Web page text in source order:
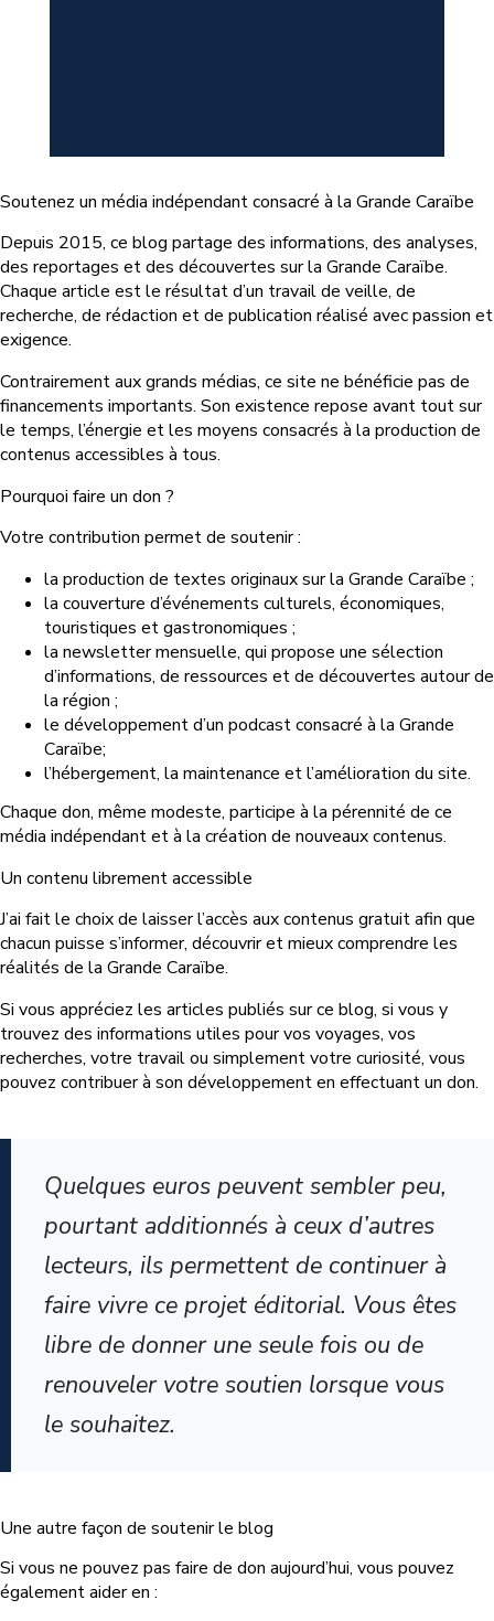
Soutenez un média indépendant consacré à la Grande Caraïbe
Depuis 2015, ce blog partage des informations, des analyses,
des reportages et des découvertes sur la Grande Caraïbe.
Chaque article est le résultat d’un travail de veille, de
recherche, de rédaction et de publication réalisé avec passion et
exigence.
Contrairement aux grands médias, ce site ne bénéficie pas de
financements importants. Son existence repose avant tout sur
le temps, l’énergie et les moyens consacrés à la production de
contenus accessibles à tous.
Pourquoi faire un don ?
Votre contribution permet de soutenir :
la production de textes originaux sur la Grande Caraïbe ;
la couverture d’événements culturels, économiques,
touristiques et gastronomiques ;
la newsletter mensuelle, qui propose une sélection
d’informations, de ressources et de découvertes autour de
la région ;
le développement d’un podcast consacré à la Grande
Caraïbe;
l’hébergement, la maintenance et l’amélioration du site.
Chaque don, même modeste, participe à la pérennité de ce
média indépendant et à la création de nouveaux contenus.
Un contenu librement accessible
J’ai fait le choix de laisser l’accès aux contenus gratuit afin que
chacun puisse s’informer, découvrir et mieux comprendre les
réalités de la Grande Caraïbe.
Si vous appréciez les articles publiés sur ce blog, si vous y
trouvez des informations utiles pour vos voyages, vos
recherches, votre travail ou simplement votre curiosité, vous
pouvez contribuer à son développement en effectuant un don.
Quelques euros peuvent sembler peu,
pourtant additionnés à ceux d’autres
lecteurs, ils permettent de continuer à
faire vivre ce projet éditorial. Vous êtes
libre de donner une seule fois ou de
renouveler votre soutien lorsque vous
le souhaitez.
Une autre façon de soutenir le blog
Si vous ne pouvez pas faire de don aujourd’hui, vous pouvez
également aider en :